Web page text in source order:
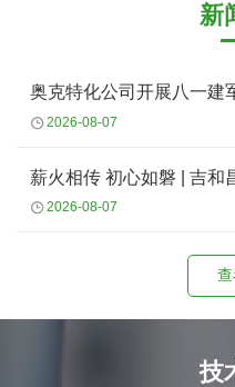
新
奥克特化公司开展八一建
2026-08-07
薪火相传 初心如磐 | 吉和
2026-08-07
技